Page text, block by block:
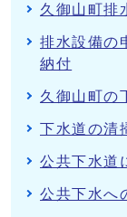
久御山町排
排水設備の
納付
久御山町の
下水道の清
公共下水道
公共下水へ